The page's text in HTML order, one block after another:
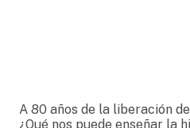
A 80 años de la liberación
¿Qué nos puede enseñar la